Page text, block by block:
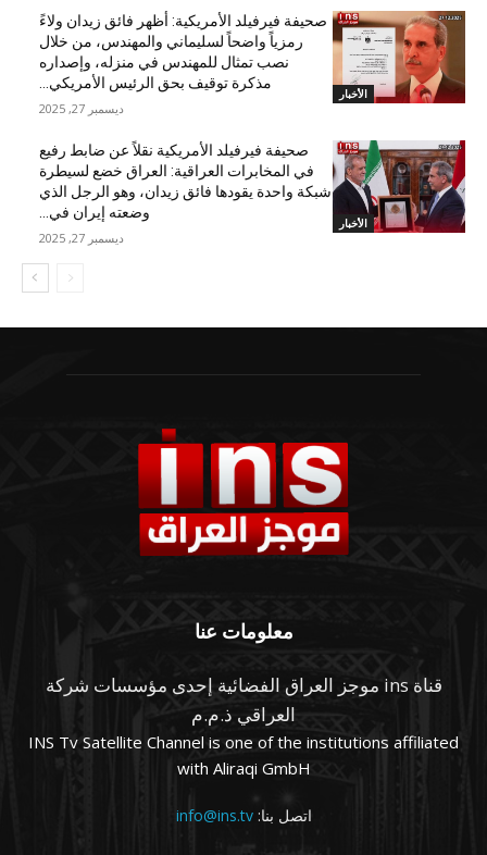
الأخبار
صحيفة فيرفيلد الأمريكية: أظهر فائق زيدان ولاءً
رمزياً واضحاً لسليماني والمهندس، من خلال
نصب تمثال للمهندس في منزله، وإصداره
مذكرة توقيف بحق الرئيس الأمريكي...
ديسمبر 27, 2025
الأخبار
صحيفة فيرفيلد الأمريكية نقلاً عن ضابط رفيع
في المخابرات العراقية: العراق خضع لسيطرة
شبكة واحدة يقودها فائق زيدان، وهو الرجل الذي
وضعته إيران في...
ديسمبر 27, 2025
معلومات عنا
قناة ins موجز العراق الفضائية إحدى مؤسسات شركة
العراقي ذ.م.م
INS Tv Satellite Channel is one of the institutions affiliated
with Aliraqi GmbH
اتصل بنا:info@ins.tv